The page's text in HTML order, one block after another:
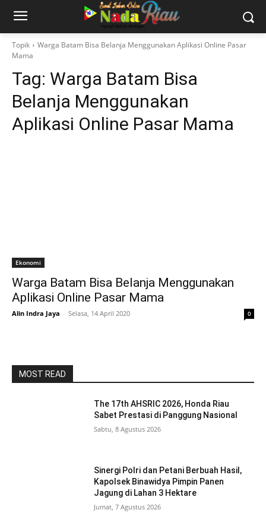
Topik
Warga Batam Bisa Belanja Menggunakan Aplikasi Online Pasar
Mama
Tag: Warga Batam Bisa
Belanja Menggunakan
Aplikasi Online Pasar Mama
Ekonomi
Warga Batam Bisa Belanja Menggunakan
Aplikasi Online Pasar Mama
Alin Indra Jaya - Selasa, 14 April 2020 0
MOST READ
The 17th AHSRIC 2026, Honda Riau
Sabet Prestasi di Panggung Nasional
Sabtu, 8 Agustus 2026
Sinergi Polri dan Petani Berbuah Hasil,
Kapolsek Binawidya Pimpin Panen
Jagung di Lahan 3 Hektare
Jumat, 7 Agustus 2026